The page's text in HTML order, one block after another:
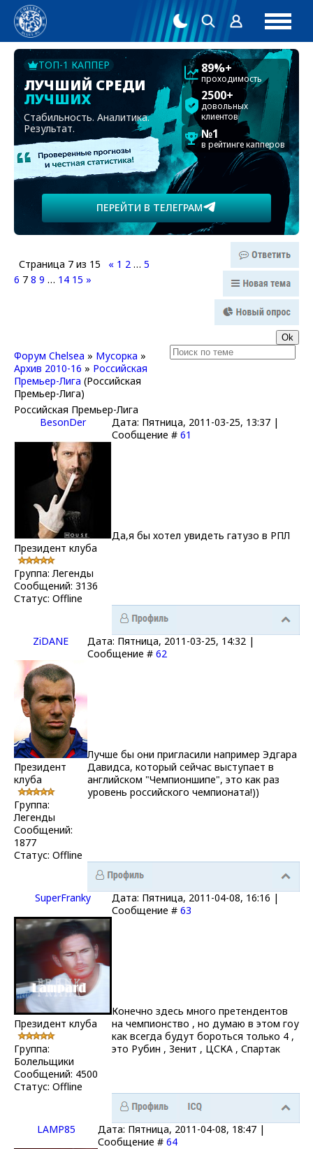
ТОП-1 КАППЕР
ЛУЧШИЙ СРЕДИ
ЛУЧШИХ
Стабильность. Аналитика.
Результат.
89%+
проходимость
2500+
довольных
клиентов
№1
в рейтинге капперов
ПЕРЕЙТИ В ТЕЛЕГРАМ
Страница 7 из 15 « 1 2 … 5
6 7 8 9 … 14 15 »
Форум Chelsea » Мусорка »
Архив 2010-16 » Российская
Премьер-Лига (Российская
Премьер-Лига)
Российская Премьер-Лига
BesonDer
Дата: Пятница, 2011-03-25, 13:37 |
Сообщение # 61
Президент клуба
Группа: Легенды
Сообщений: 3136
Статус: Offline
Да,я бы хотел увидеть гатузо в РПЛ
ZiDANE
Дата: Пятница, 2011-03-25, 14:32 |
Сообщение # 62
Президент
клуба
Группа:
Легенды
Сообщений:
1877
Статус: Offline
Лучше бы они пригласили например Эдгара
Давидса, который сейчас выступает в
английском "Чемпионшипе", это как раз
уровень российского чемпионата!))
SuperFranky
Дата: Пятница, 2011-04-08, 16:16 |
Сообщение # 63
Президент клуба
Группа:
Болельщики
Сообщений: 4500
Статус: Offline
Конечно здесь много претендентов
на чемпионство , но думаю в этом гоу
как всегда будут бороться только 4 ,
это Рубин , Зенит , ЦСКА , Спартак
LAMP85
Дата: Пятница, 2011-04-08, 18:47 |
Сообщение # 64